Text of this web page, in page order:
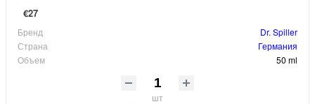
€27
Бренд
Dr. Spiller
Страна
Германия
Объем
50 ml
шт